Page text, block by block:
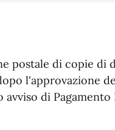
postale di copie di
l'approvazione
di Pagamento